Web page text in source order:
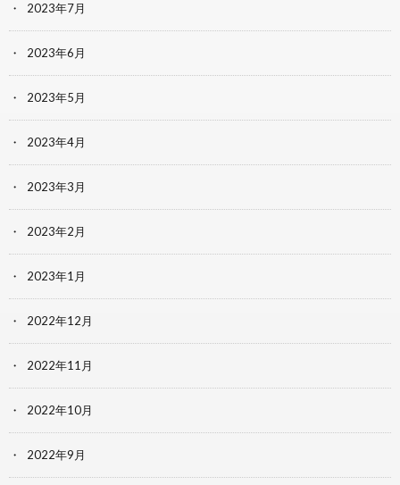
2023年7月
2023年6月
2023年5月
2023年4月
2023年3月
2023年2月
2023年1月
2022年12月
2022年11月
2022年10月
2022年9月